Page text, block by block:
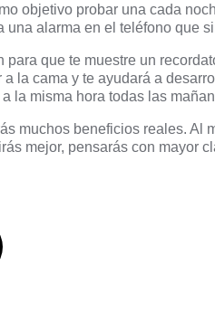
objetivo probar una cada
una alarma en el teléfono que
que te muestre un
la cama y te ayudará a
la misma hora todas las
muchos beneficios reales. Al
mejor, pensarás con mayor